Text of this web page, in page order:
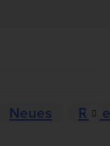
Neues